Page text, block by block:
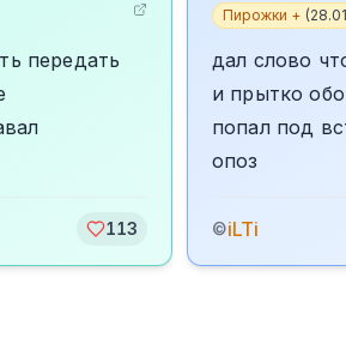
передать
113
Пирожки + (
дал слово
и прытко
попал под
опоз
©iLTi